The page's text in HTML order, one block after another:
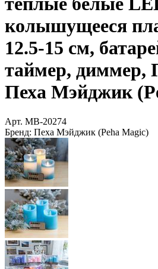
колышущееся
12.5-15 см,
таймер, диммер,
Пеха Мэйджик
Арт. MB-20274
Бренд: Пеха Мэйджик (Peha Magic)